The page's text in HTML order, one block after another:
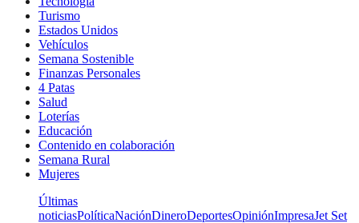
Turismo
Estados Unidos
Vehículos
Semana Sostenible
Finanzas Personales
4 Patas
Salud
Loterías
Educación
Contenido en colaboración
Semana Rural
Mujeres
Últimas
noticiasPolíticaNaciónDineroDeportesOpiniónImpresaJet Set